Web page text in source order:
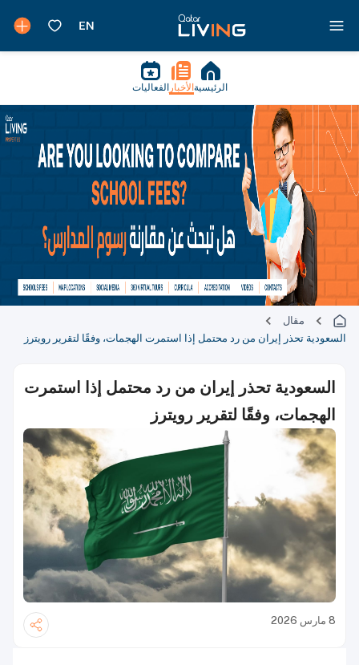
الرئيسية الأخبار الفعاليات
مقال
السعودية تحذر إيران من رد محتمل إذا استمرت الهجمات، وفقًا لتقرير رويترز
السعودية تحذر إيران من رد محتمل إذا استمرت
الهجمات، وفقًا لتقرير رويترز
8 مارس 2026